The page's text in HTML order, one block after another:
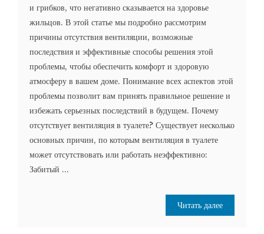
и грибков, что негативно сказывается на здоровье
жильцов. В этой статье мы подробно рассмотрим
причины отсутствия вентиляции, возможные
последствия и эффективные способы решения этой
проблемы, чтобы обеспечить комфорт и здоровую
атмосферу в вашем доме. Понимание всех аспектов этой
проблемы позволит вам принять правильное решение и
избежать серьезных последствий в будущем. Почему
отсутствует вентиляция в туалете? Существует несколько
основных причин, по которым вентиляция в туалете
может отсутствовать или работать неэффективно:
Забитый ...
Читать далее